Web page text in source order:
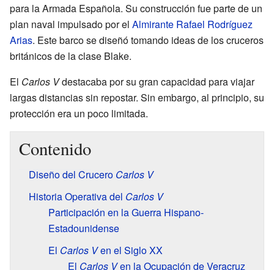
para la Armada Española. Su construcción fue parte de un
plan naval impulsado por el Almirante Rafael Rodríguez
Arias. Este barco se diseñó tomando ideas de los cruceros
británicos de la clase Blake.
El Carlos Vdestacaba por su gran capacidad para viajar
largas distancias sin repostar. Sin embargo, al principio, su
protección era un poco limitada.
Contenido
Diseño del Crucero Carlos V
Historia Operativa del Carlos V
Participación en la Guerra Hispano-
Estadounidense
El Carlos Ven el Siglo XX
El Carlos Ven la Ocupación de Veracruz